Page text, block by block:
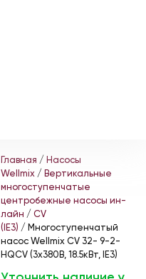
Главная / Насосы
Wellmix / Вертикальные
многоступенчатые
центробежные насосы ин-
лайн / CV
(IE3) / Многоступенчатый
насос Wellmix CV 32- 9-2-
HQCV (3х380В, 18.5кВт, IE3)